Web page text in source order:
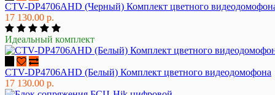
CTV-DP4706AHD (Черный) Комплект цветного
17 130.00 р.
Идеальный комплект
CTV-DP4706AHD (Белый) Комплект цветного видеодомофона
17 130.00 р.